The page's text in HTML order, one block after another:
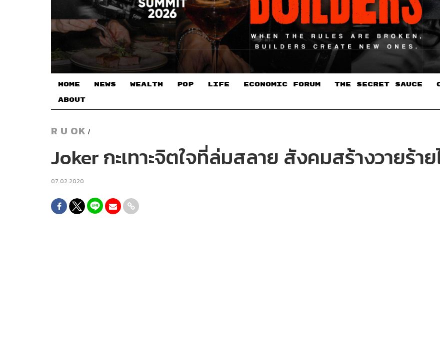
HOME NEWS WEALTH POP LIFE ECONOMIC FORUM THE SECRET SAUCE​
ABOUT
R U OK /
Joker กะเทาะจิตใจที่ล่มสลาย สังคมสร้างวายร้า
07.02.2020